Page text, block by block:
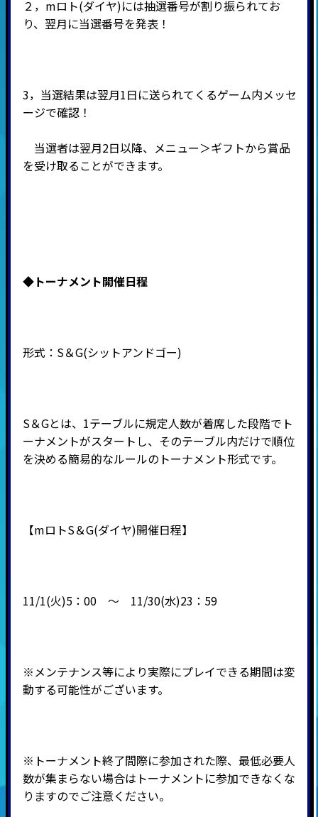
２，mロト(ダイヤ)には抽選番号が割り振られてお
り、翌月に当選番号を発表！
3，当選結果は翌月1日に送られてくるゲーム内メッセ
ージで確認！
当選者は翌月2日以降、メニュー＞ギフトから賞品
を受け取ることができます。
◆トーナメント開催日程
形式： S＆G(シットアンドゴー)
S＆Gとは、1テーブルに規定人数が着席した段階でト
ーナメントがスタートし、そのテーブル内だけで順位
を決める簡易的なルールのトーナメント形式です。
【mロトS＆G(ダイヤ)開催日程】
11/1(火)5：00 ～ 11/30(水)23：59
※メンテナンス等により実際にプレイできる期間は変
動する可能性がございます。
※トーナメント終了間際に参加された際、最低必要人
数が集まらない場合はトーナメントに参加できなくな
りますのでご注意ください。